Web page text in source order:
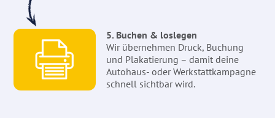
5. Buchen & loslegen
Wir übernehmen Druck, Buchung
und Plakatierung – damit deine
Autohaus- oder Werkstattkampagne
schnell sichtbar wird.